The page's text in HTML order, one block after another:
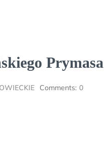
Comments: 0